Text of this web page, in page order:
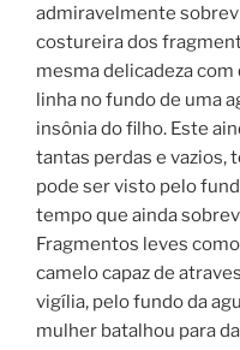
admiravelmente
costureira dos
mesma delicadeza com
linha no fundo de uma
insônia do filho. Este
tantas perdas e vazios,
pode ser visto pelo
tempo que ainda
Fragmentos leves
camelo capaz de
vigília, pelo fundo da
mulher batalhou para